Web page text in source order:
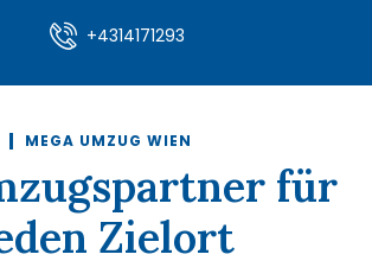
+4314171293
MEGA UMZUG WIEN
für
Zielort